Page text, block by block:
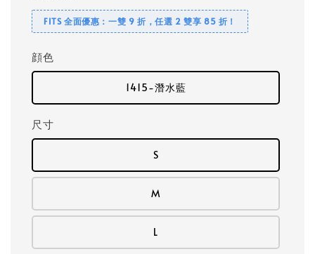
FITS 全面優惠：一雙 9 折，任選 2 雙享 85 折！
顔色
1415-潛水藍
尺寸
S
M
L